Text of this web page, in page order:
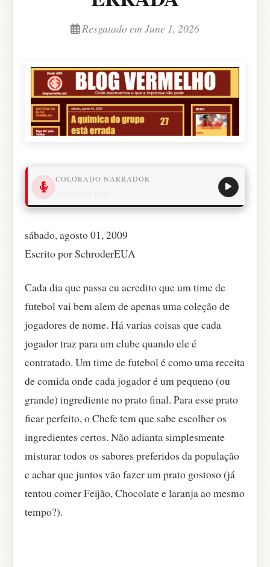
Resgatado em June 1, 2026
COLORADO NARRADOR
sábado, agosto 01, 2009
Escrito por SchroderEUA
Cada dia que passa eu acredito que um time de
futebol vai bem alem de apenas uma coleção de
jogadores de nome. Há varias coisas que cada
jogador traz para um clube quando ele é
contratado. Um time de futebol é como uma receita
de comida onde cada jogador é um pequeno (ou
grande) ingrediente no prato final. Para esse prato
ficar perfeito, o Chefe tem que sabe escolher os
ingredientes certos. Não adianta simplesmente
misturar todos os sabores preferidos da população
e achar que juntos vão fazer um prato gostoso (já
tentou comer Feijão, Chocolate e laranja ao mesmo
tempo?).